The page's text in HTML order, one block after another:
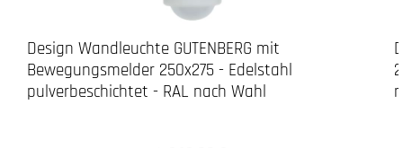
Design Wandleuchte GUTENBERG mit
Bewegungsmelder 250x275 - Edelstahl
pulverbeschichtet - RAL nach Wahl